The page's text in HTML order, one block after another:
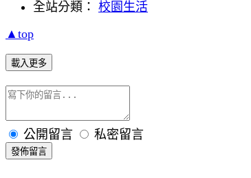
全站分類： 校園生活
▲top
載入更多
公開留言 私密留言
發佈留言